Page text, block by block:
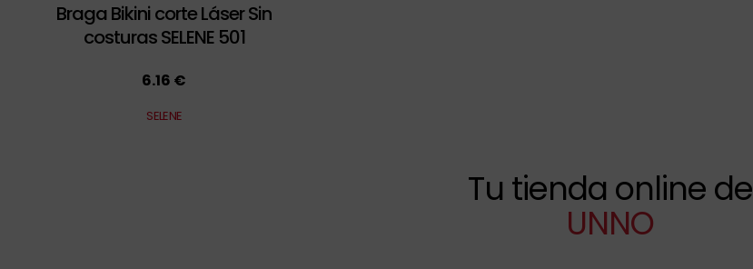
Braga Bikini corte Láser Sin
costuras SELENE 501
6.16 €
SELENE
Tu tienda online de
UNNO